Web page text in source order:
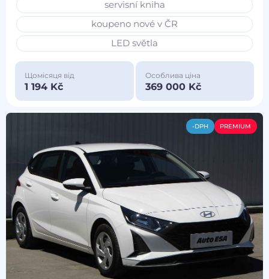
servisní kniha
koupeno nové v ČR
LED světla
Щомісяця від
1 194 Kč
Особлива ціна
369 000 Kč
-DPH PREMIUM